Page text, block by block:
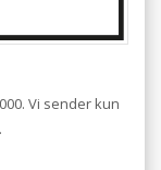
Vi sender kun